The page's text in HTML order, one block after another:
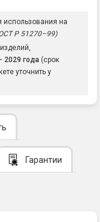
использования на
Р 51270–99)
2029 года (срок
уточнить у
Гарантии